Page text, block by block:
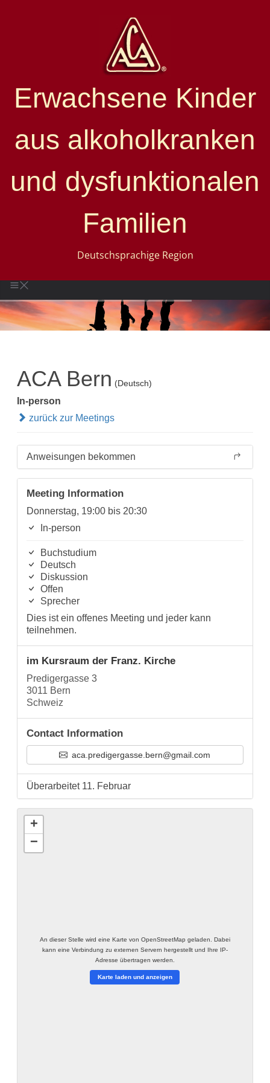
Erwachsene Kinder
aus alkoholkranken
und dysfunktionalen
Familien
Deutschsprachige Region
ACA Bern (Deutsch)
In-person
zurück zur Meetings
Anweisungen bekommen
Meeting Information
Donnerstag, 19:00 bis 20:30
In-person
Buchstudium
Deutsch
Diskussion
Offen
Sprecher
Dies ist ein offenes Meeting und jeder kann
teilnehmen.
im Kursraum der Franz. Kirche
Predigergasse 3
3011 Bern
Schweiz
Contact Information
aca.predigergasse.bern@gmail.com
Überarbeitet 11. Februar
An dieser Stelle wird eine Karte von OpenStreetMap geladen. Dabei
kann eine Verbindung zu externen Servern hergestellt und Ihre IP-
Adresse übertragen werden.
Karte laden und anzeigen
+
−